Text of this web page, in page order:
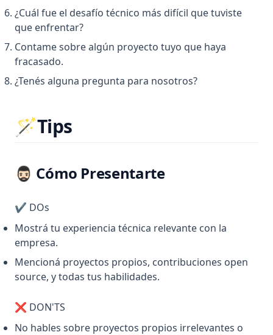
¿Cuál fue el desafío técnico más difícil que tuviste
que enfrentar?
Contame sobre algún proyecto tuyo que haya
fracasado.
¿Tenés alguna pregunta para nosotros?
🪄Tips
🧔🏻‍♂️ Cómo Presentarte
✔️ DOs
Mostrá tu experiencia técnica relevante con la
empresa.
Mencioná proyectos propios, contribuciones open
source, y todas tus habilidades.
❌ DON'TS
No hables sobre proyectos propios irrelevantes o